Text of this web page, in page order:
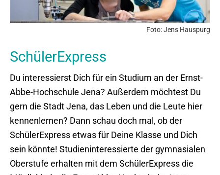
Foto: Jens Hauspurg
SchülerExpress
Du interessierst Dich für ein Studium an der Ernst-
Abbe-Hochschule Jena? Außerdem möchtest Du
gern die Stadt Jena, das Leben und die Leute hier
kennenlernen? Dann schau doch mal, ob der
SchülerExpress etwas für Deine Klasse und Dich
sein könnte! Studieninteressierte der gymnasialen
Oberstufe erhalten mit dem SchülerExpress die